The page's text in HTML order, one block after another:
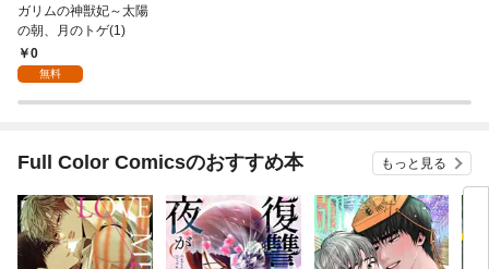
ガリムの神獣妃～太陽
の朝、月のトゲ(1)
0
無料
Full Color Comicsのおすすめ本 もっと見る